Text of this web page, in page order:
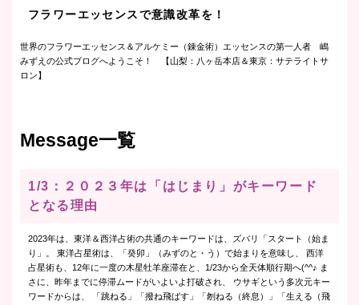
フラワーエッセンスで意識改革を！
世界のフラワーエッセンス＆アルケミー（錬金術）エッセンスの第一人者 嶋
みずえの公式ブログへようこそ！ 【山梨：八ヶ岳本店＆東京：サテライトサ
ロン】
Message一覧
1/3：２０２３年は「はじまり」がキーワード
となる理由
2023年は、東洋＆西洋占術の共通のキーワードは、ズバリ「スタート（始ま
り」。 東洋占星術は、「癸卯」（みずのと・う）で始まりを意味し、 西洋
占星術も、12年に一度の木星牡羊座滞在と、1/23から全天体順行期へ(^^♪ ま
さに、昨年までに停滞ムードがいよいよ打破され、 ウサギという多次元キー
ワードからは、 「跳ねる」「撥ね飛ばす」「刎ねる（終息）」「生える（飛